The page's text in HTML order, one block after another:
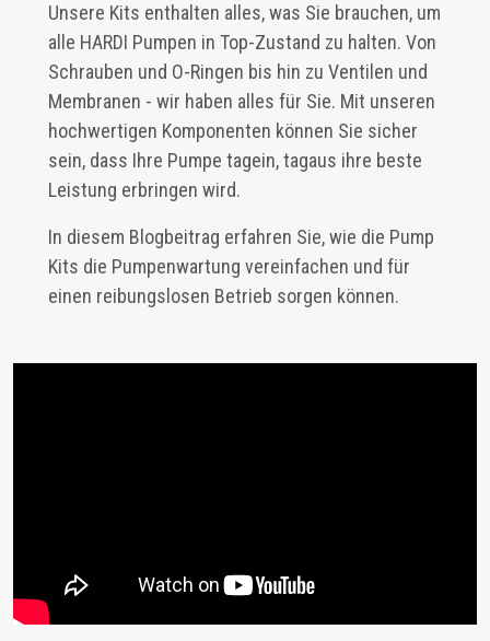
Unsere Kits enthalten alles, was Sie brauchen, um
alle HARDI Pumpen in Top-Zustand zu halten. Von
Schrauben und O-Ringen bis hin zu Ventilen und
Membranen - wir haben alles für Sie. Mit unseren
hochwertigen Komponenten können Sie sicher
sein, dass Ihre Pumpe tagein, tagaus ihre beste
Leistung erbringen wird.
In diesem Blogbeitrag erfahren Sie, wie die Pump
Kits die Pumpenwartung vereinfachen und für
einen reibungslosen Betrieb sorgen können.